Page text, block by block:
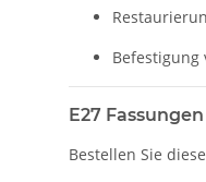
Befestigung
E27
Bestellen Sie diese